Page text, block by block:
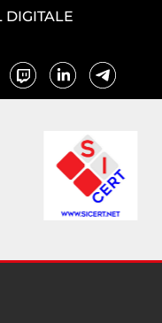
DIGITALE